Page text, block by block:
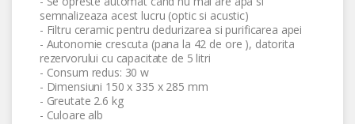
semnalizeaza acest lucru (optic si acustic)
- Filtru ceramic pentru dedurizarea si purificarea apei
- Autonomie crescuta (pana la 42 de ore ), datorita
rezervorului cu capacitate de 5 litri
- Consum redus: 30 w
- Dimensiuni 150 x 335 x 285 mm
- Greutate 2.6 kg
- Culoare alb